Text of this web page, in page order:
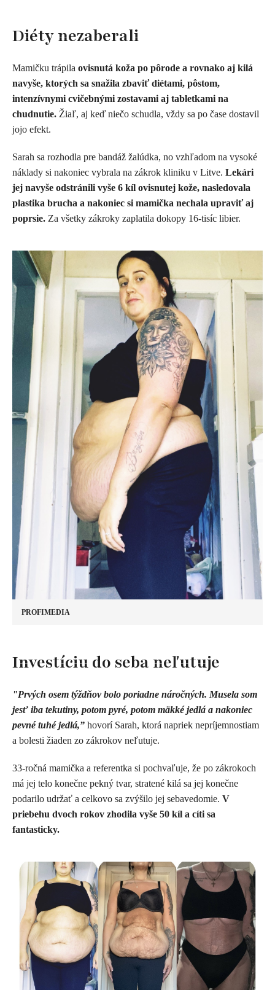
Diéty nezaberali
Mamičku trápila ovisnutá koža po pôrode a rovnako aj kilá
navyše, ktorých sa snažila zbaviť diétami, pôstom,
intenzívnymi cvičebnými zostavami aj tabletkami na
chudnutie. Žiaľ, aj keď niečo schudla, vždy sa po čase dostavil
jojo efekt.
Sarah sa rozhodla pre bandáž žalúdka, no vzhľadom na vysoké
náklady si nakoniec vybrala na zákrok kliniku v Litve. Lekári
jej navyše odstránili vyše 6 kíl ovisnutej kože, nasledovala
plastika brucha a nakoniec si mamička nechala upraviť aj
poprsie. Za všetky zákroky zaplatila dokopy 16-tisíc libier.
PROFIMEDIA
Investíciu do seba neľutuje
"Prvých osem týždňov bolo poriadne náročných. Musela som
jesť iba tekutiny, potom pyré, potom mäkké jedlá a nakoniec
pevné tuhé jedlá,” hovorí Sarah, ktorá napriek nepríjemnostiam
a bolesti žiaden zo zákrokov neľutuje.
33-ročná mamička a referentka si pochvaľuje, že po zákrokoch
má jej telo konečne pekný tvar, stratené kilá sa jej konečne
podarilo udržať a celkovo sa zvýšilo jej sebavedomie. V
priebehu dvoch rokov zhodila vyše 50 kíl a cíti sa
fantasticky.